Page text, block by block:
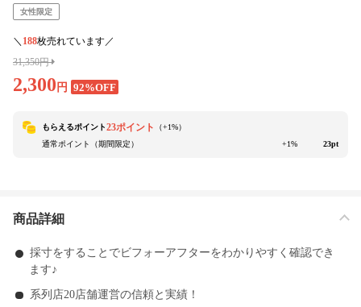
女性限定
＼ 188枚売れています／
31,350円
2,300 円 92%OFF
もらえるポイント23ポイント （+1%）
通常ポイント（期間限定）
+1% 23pt
商品詳細
採寸をすることでビフォーアフターをわかりやすく確認でき
ます♪
系列店20店舗運営の信頼と実績！